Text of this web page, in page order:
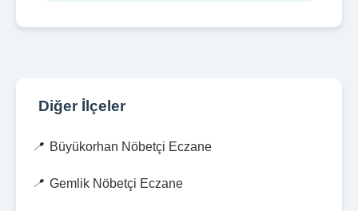
Diğer İlçeler
Büyükorhan Nöbetçi Eczane
Gemlik Nöbetçi Eczane